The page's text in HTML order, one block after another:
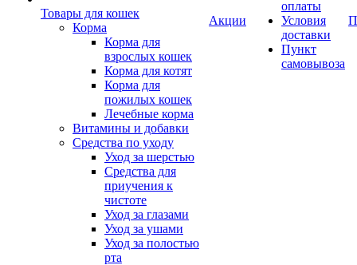
Товары для кошек
Корма
Корма для
взрослых кошек
Корма для котят
Корма для
пожилых кошек
Лечебные корма
Витамины и добавки
Средства по уходу
Уход за шерстью
Средства для
приучения к
чистоте
Уход за глазами
Уход за ушами
Уход за полостью
рта
Акции
оплаты
Условия
доставки
Пункт
самовывоза